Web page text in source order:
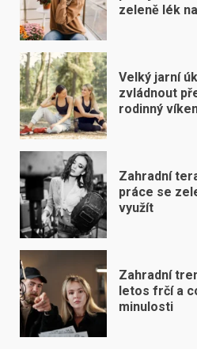
zeleně lék
Velký jarní
zvládnout
rodinný
Zahradní
práce se
využít
Zahradní
letos frčí a
minulosti